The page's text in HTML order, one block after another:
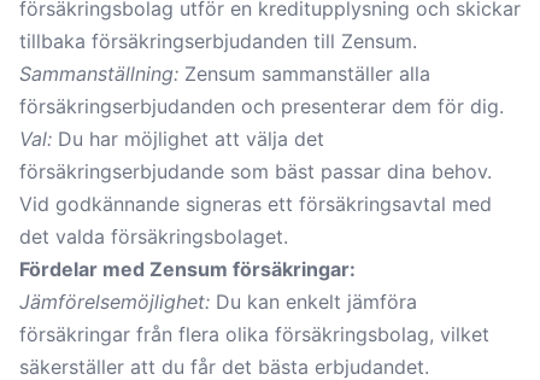
försäkringsbolag utför en kreditupplysning och skickar
tillbaka försäkringserbjudanden till Zensum.
Sammanställning: Zensum sammanställer alla
försäkringserbjudanden och presenterar dem för dig.
Val: Du har möjlighet att välja det
försäkringserbjudande som bäst passar dina behov.
Vid godkännande signeras ett försäkringsavtal med
det valda försäkringsbolaget.
Fördelar med Zensum försäkringar:
Jämförelsemöjlighet: Du kan enkelt jämföra
försäkringar från flera olika försäkringsbolag, vilket
säkerställer att du får det bästa erbjudandet.